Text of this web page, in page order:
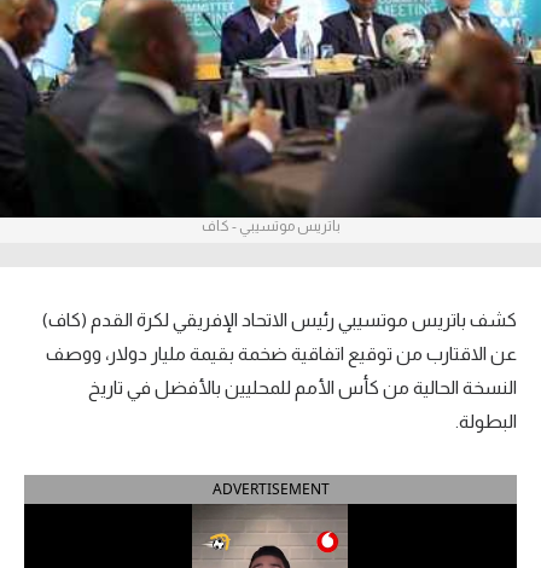
آراء حرة
ركن الألعاب
بطولات
الدوري الإنجليزي الممتاز
الدوري الإسباني
الدوري الإيطالي
الدوري الألماني
باتريس موتسيبي - كاف
كشف باتريس موتسيبي رئيس الاتحاد الإفريقي لكرة القدم (كاف)
عن الاقتارب من توقيع اتفاقية ضخمة بقيمة مليار دولار، ووصف
النسخة الحالية من كأس الأمم للمحليين بالأفضل في تاريخ
البطولة.
ADVERTISEMENT